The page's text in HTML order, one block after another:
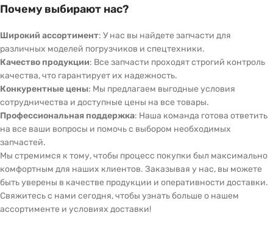
Почему выбирают нас?
Широкий ассортимент: У нас вы найдете запчасти для
различных моделей погрузчиков и спецтехники.
Качество продукции: Все запчасти проходят строгий контроль
качества, что гарантирует их надежность.
Конкурентные цены: Мы предлагаем выгодные условия
сотрудничества и доступные цены на все товары.
Профессиональная поддержка: Наша команда готова ответить
на все ваши вопросы и помочь с выбором необходимых
запчастей.
Мы стремимся к тому, чтобы процесс покупки был максимально
комфортным для наших клиентов. Заказывая у нас, вы можете
быть уверены в качестве продукции и оперативности доставки.
Свяжитесь с нами сегодня, чтобы узнать больше о нашем
ассортименте и условиях доставки!